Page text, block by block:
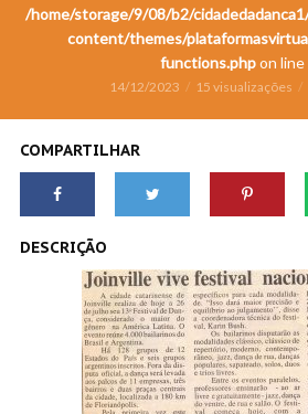
/home/storage/9/08/b2/
content/themes/
functions.phpon line
14/12/2023 15 visualizações
COMPARTILHAR
DESCRIÇÃO